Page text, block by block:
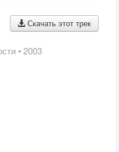
Скачать этот трек
• 2003